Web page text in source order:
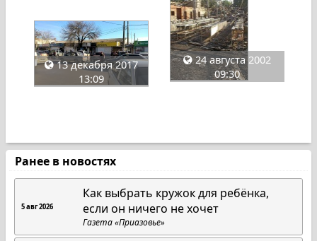
13 декабря 2017
13:09
24 августа 2002
09:30
Ранее в новостях
5 авг 2026
Как выбрать кружок для ребёнка,
если он ничего не хочет
Газета «Приазовье»